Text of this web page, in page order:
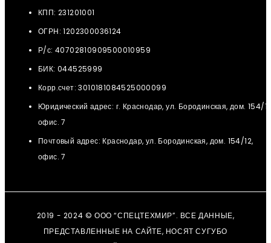
КПП: 231201001
ОГРН: 1202300036124
Р/с: 40702810909500010959
БИК: 044525999
Корр.счет: 3010181084525000099
Юридический адрес: г. Краснодар, ул. Бородинская, дом. 154/
офис. 7
Почтовый адрес: Краснодар, ул. Бородинская, дом. 154/12,
офис. 7
2019 - 2024 © ООО “СПЕЦТЕХМИР”. ВСЕ ДАННЫЕ,
ПРЕДСТАВЛЕННЫЕ НА САЙТЕ, НОСЯТ СУГУБО